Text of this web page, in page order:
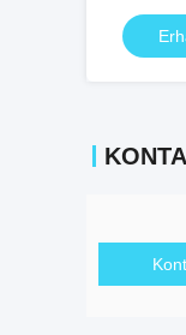
SFP-10G-